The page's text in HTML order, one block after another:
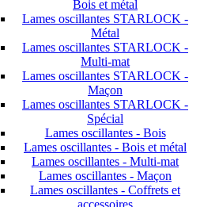
Bois et métal
Lames oscillantes STARLOCK -
Métal
Lames oscillantes STARLOCK -
Multi-mat
Lames oscillantes STARLOCK -
Maçon
Lames oscillantes STARLOCK -
Spécial
Lames oscillantes - Bois
Lames oscillantes - Bois et métal
Lames oscillantes - Multi-mat
Lames oscillantes - Maçon
Lames oscillantes - Coffrets et
accessoires